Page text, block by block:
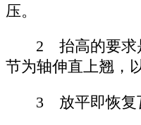
压。
2 抬高的要求
节为轴伸直上翘，
3 放平即恢复